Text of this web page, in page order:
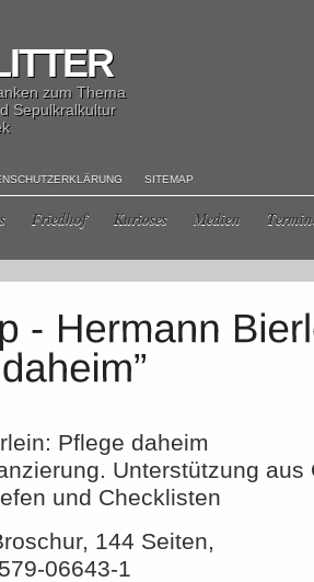
zum Thema
Sepulkralkultur
SITEMAP
Friedhof Kurioses Medien
Pflege daheim
Unterstützung aus
und Checklisten
144 Seiten,
06643-1